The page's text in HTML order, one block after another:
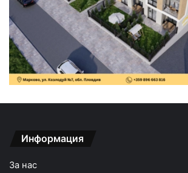
Информация
За нас